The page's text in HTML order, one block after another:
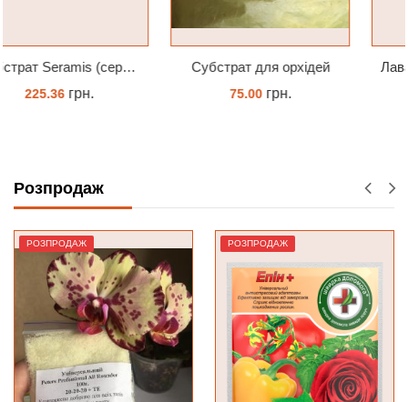
Субстрат для орхідей
75.00
Лава вулканична чорна 10-25 мм 1 л
88.00
Розпродаж
РОЗПРОДАЖ РОЗПРОДАЖ